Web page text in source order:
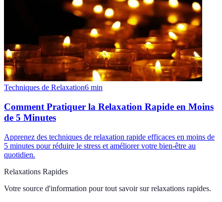
Techniques de Relaxation6 min
Comment Pratiquer la Relaxation Rapide en Moins
de 5 Minutes
Apprenez des techniques de relaxation rapide efficaces en moins de
5 minutes pour réduire le stress et améliorer votre bien-être au
quotidien.
Relaxations Rapides
Votre source d'information pour tout savoir sur relaxations rapides.